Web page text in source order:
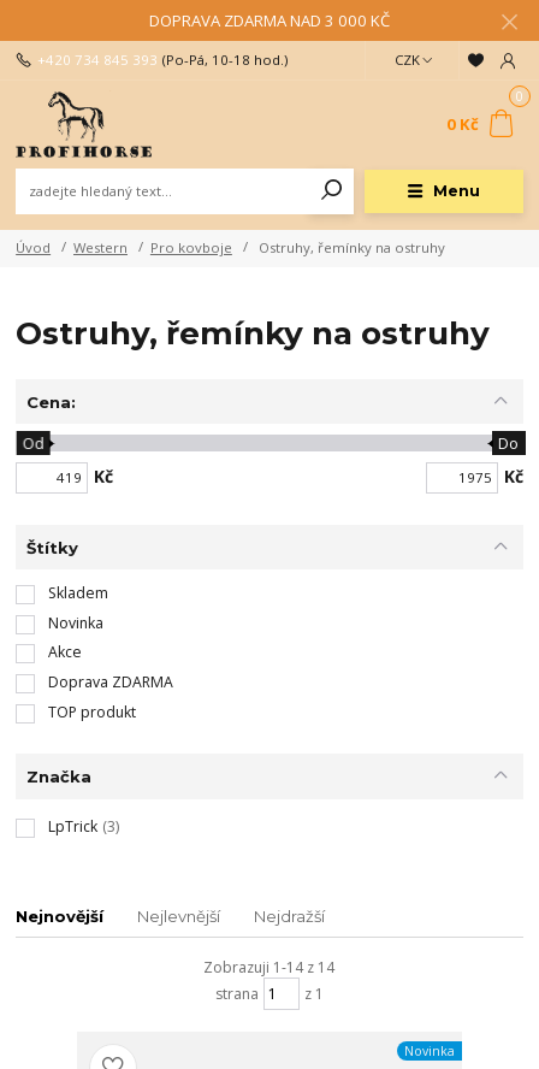
DOPRAVA ZDARMA NAD 3 000 KČ
Menu
CZK
+420 734 845 393 (Po-Pá, 10-18 hod.)
0
0 Kč
Úvod Western Pro kovboje Ostruhy, řemínky na ostruhy
Ostruhy, řemínky na ostruhy
Cena:
Kč
Od Do
Kč
Štítky
Skladem
Novinka
Akce
Doprava ZDARMA
TOP produkt
Značka
LpTrick (3)
Nejnovější Nejlevnější Nejdražší
Zobrazuji 1-14 z 14
strana
z 1
Novinka